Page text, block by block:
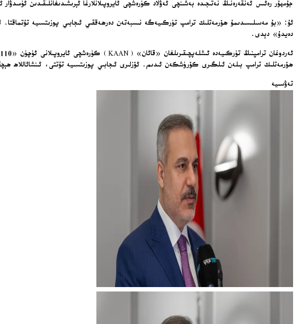
جۇمھۇر رەئىس ئەنقەرەنىڭ نەتىجىدە بەشىنچى ئەۋلاد كۈرەشچى ئايروپىلانلارغا ئېرىشىدىغانلىقىدىن
ئۇ: «بۇ مەسىلىسىدىمۇ ھۆرمەتلىك ترامپ تۈركىيەگە نىسبەتەن دەرھەققىي ئىجابىي پوزىتسىيە تۇتماقتا.
دەيدۇ» دېدى.
ھۆرمەتلىك ترامپ بىلەن ئىلگىرى كۆرۈشكەن ئىدىم. ئۆزلىرى ئىجابىي پوزىتسىيە تۇتتى، ئىنشائاللاھ
تەۋسىيە